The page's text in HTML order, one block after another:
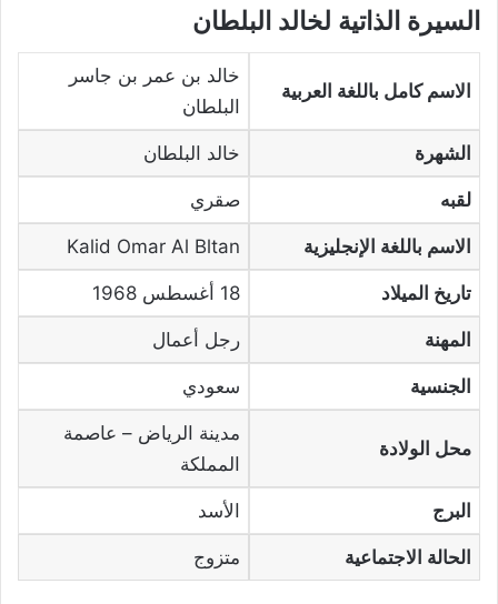
السيرة الذاتية لخالد البلطان
الاسم كامل باللغة العربية
خالد بن عمر بن جاسر
البلطان
الشهرة خالد البلطان
لقبه صقري
الاسم باللغة الإنجليزية Kalid Omar Al Bltan
تاريخ الميلاد 18 أغسطس 1968
المهنة رجل أعمال
الجنسية سعودي
محل الولادة
مدينة الرياض – عاصمة
المملكة
البرج الأسد
الحالة الاجتماعية متزوج